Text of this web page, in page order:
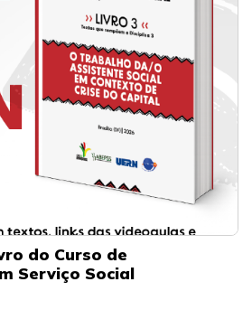
do Curso de
Serviço Social